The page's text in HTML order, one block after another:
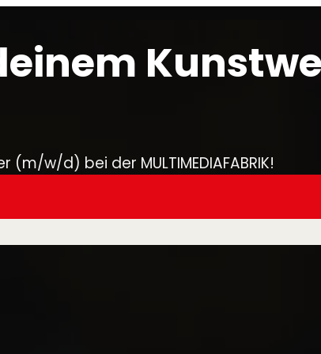
w/d) bei der MULTIMEDIAFABRIK!